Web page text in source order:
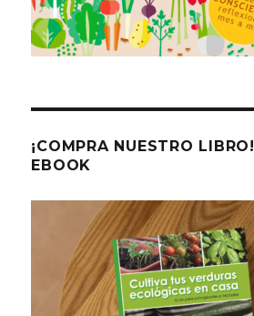
¡COMPRA NUESTRO
EBOOK